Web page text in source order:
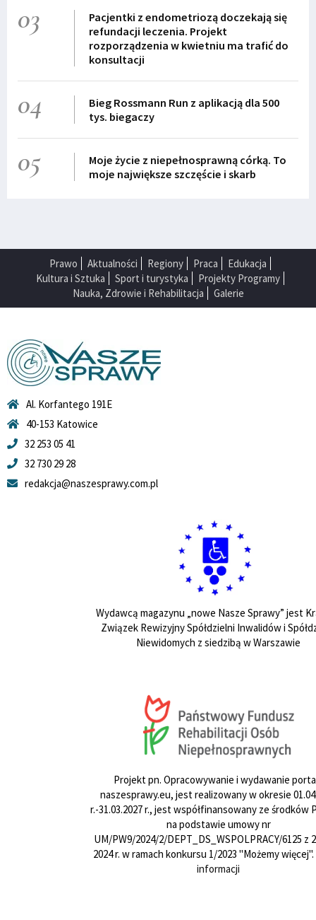
03
Pacjentki z endometriozą doczekają się
refundacji leczenia. Projekt
rozporządzenia w kwietniu ma trafić do
konsultacji
04
Bieg Rossmann Run z aplikacją dla 500
tys. biegaczy
05
Moje życie z niepełnosprawną córką. To
moje największe szczęście i skarb
Prawo Aktualności Regiony Praca
Edukacja
Kultura i Sztuka
Sport i turystyka
Projekty Programy
Nauka, Zdrowie i Rehabilitacja
Galerie
Al. Korfantego 191E
40-153 Katowice
32 253 05 41
32 730 29 28
redakcja@naszesprawy.com.pl
Wydawcą magazynu „nowe Nasze Sprawy” jest
Związek Rewizyjny Spółdzielni Inwalidów i
Niewidomych z siedzibą w Warszawie
Projekt pn. Opracowywanie i wydawanie
naszesprawy.eu, jest realizowany w okresie
r.-31.03.2027 r., jest współfinansowany ze środków
na podstawie umowy nr
UM/PW9/2024/2/DEPT_DS_WSPOLPRACY/6125 z
2024 r. w ramach konkursu 1/2023 "Możemy więcej".
informacji